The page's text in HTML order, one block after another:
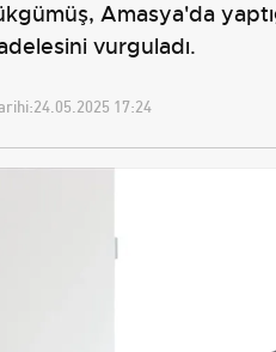
Amasya'da
vurguladı.
24.05.2025 17:24